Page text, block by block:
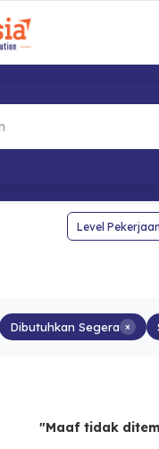
Dibutuhkan Segera ×
"Maaf tidak